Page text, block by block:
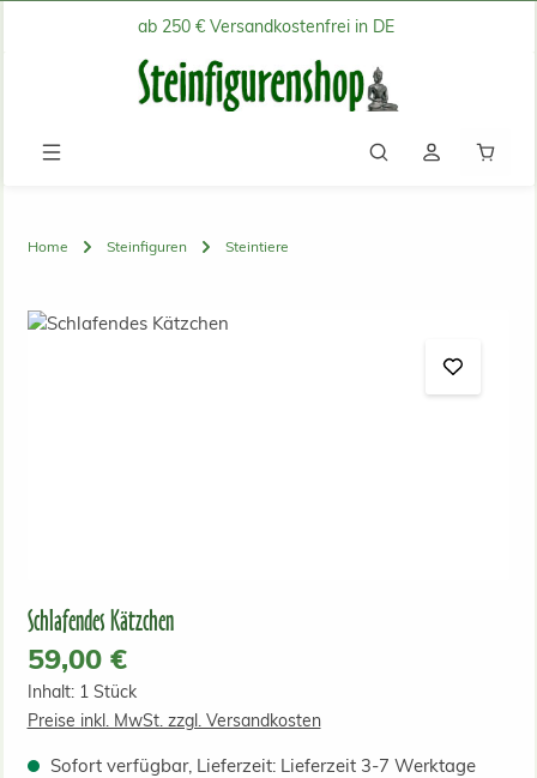
Zum Hauptinhalt springenab 250 € Versandkostenfrei in DE
Home Steinfiguren Steintiere
Bildergalerie überspringen
Schlafendes Kätzchen
Regulärer Preis:
59,00 €
Inhalt: 1 Stück
Preise inkl. MwSt. zzgl. Versandkosten
Sofort verfügbar, Lieferzeit: Lieferzeit 3-7 Werktage